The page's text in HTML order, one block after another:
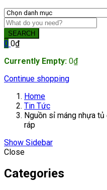
SEARCH
0 0₫
Currently Empty: 0₫
Continue shopping
Home
Tin Tức
Nguồn sỉ máng nhựa
ráp
Show Sidebar
Close
Categories